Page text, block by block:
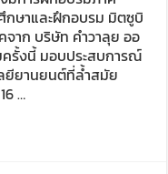
ษาและฝึกอบรม มิตซูบิ
จาก บริษัท คำวาลุย ออ
ครั้งนี้ มอบประสบการณ์
ยียานยนต์ที่ล้ำสมัย
…